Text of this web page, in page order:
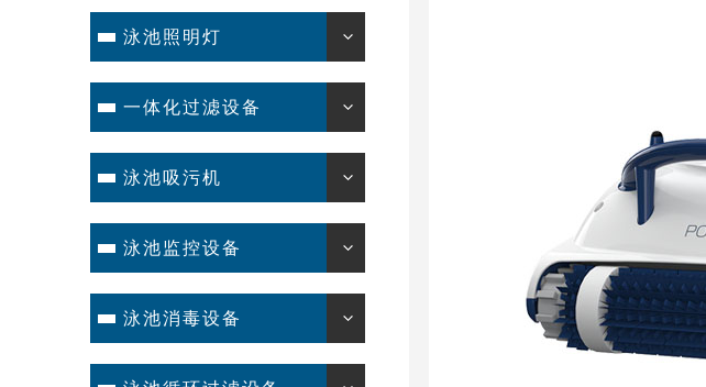
泳池照明灯
一体化过滤设备
泳池吸污机
泳池监控设备
泳池消毒设备